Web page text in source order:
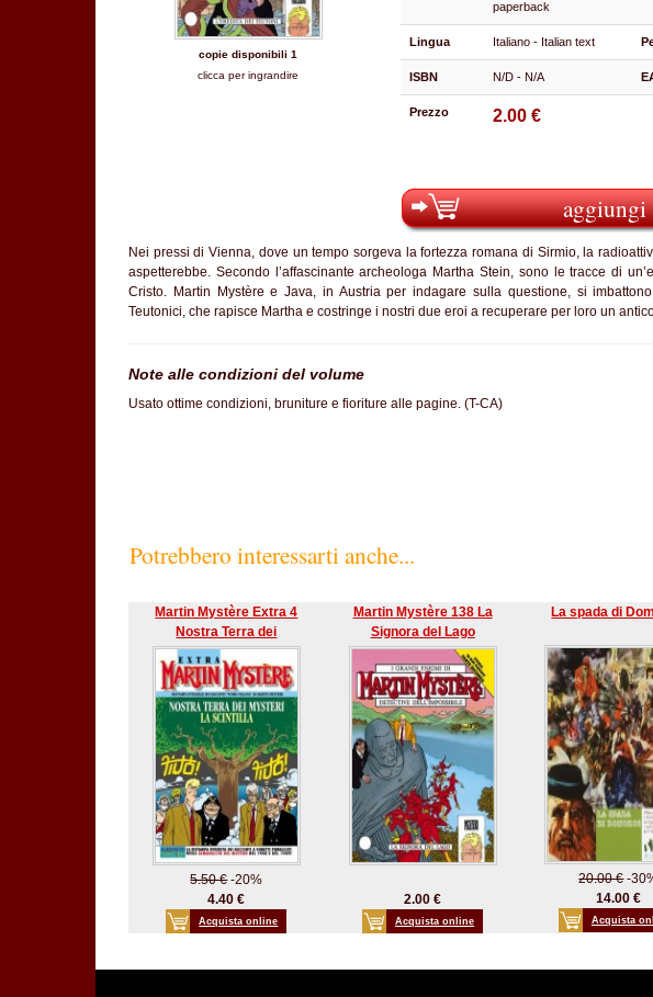
copie disponibili 1
clicca per ingrandire
paperback
Lingua Italiano - Italian text
ISBN N/D - N/A
Prezzo 2.00 €
aggiungi
Nei pressi di Vienna, dove un tempo sorgeva la fortezza romana di Sirmio, la
aspetterebbe. Secondo l’affascinante archeologa Martha Stein, sono le tracce di
Cristo. Martin Mystère e Java, in Austria per indagare sulla questione, si
Teutonici, che rapisce Martha e costringe i nostri due eroi a recuperare per loro un
Note alle condizioni del volume
Usato ottime condizioni, bruniture e fioriture alle pagine. (T-CA)
Potrebbero interessarti anche...
Martin Mystère Extra 4
Nostra Terra dei
5.50 €-20%
4.40 €
Acquista online
Martin Mystère 138 La
Signora del Lago
2.00 €
Acquista online
La spada di
20.00 €-
14.00 €
Acquista